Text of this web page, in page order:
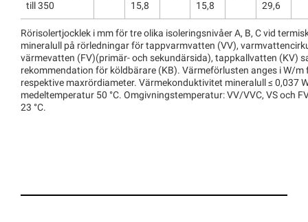
till 350
15,8
15,8
29,6
Rörisolertjocklek i mm för tre olika isoleringsnivåer A, B, C vid
mineralull på rörledningar för tappvarmvatten (VV),
värmevatten (FV)(primär- och sekundärsida), tappkallvatten (KV)
rekommendation för köldbärare (KB). Värmeförlusten anges i W/m
respektive maxrördiameter. Värmekonduktivitet mineralull ≤ 0,037
medeltemperatur 50 °C. Omgivningstemperatur: VV/VVC, VS och
23 °C.